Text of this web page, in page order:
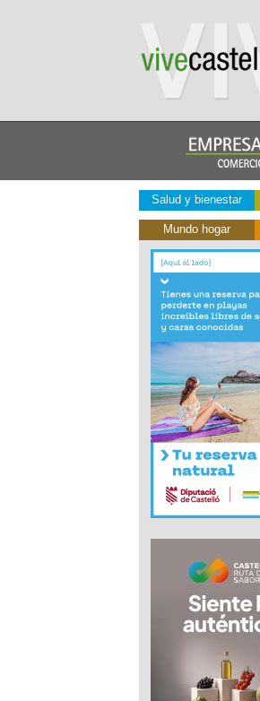
Salud y bienestar
Mundo hogar